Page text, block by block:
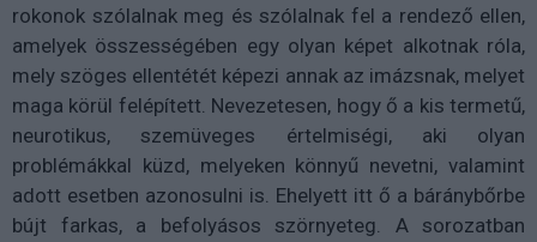
rokonok szólalnak meg és szólalnak fel a rendező ellen,
amelyek összességében egy olyan képet alkotnak róla,
mely szöges ellentétét képezi annak az imázsnak, melyet
maga körül felépített. Nevezetesen, hogy ő a kis termetű,
neurotikus, szemüveges értelmiségi, aki olyan
problémákkal küzd, melyeken könnyű nevetni, valamint
adott esetben azonosulni is. Ehelyett itt ő a báránybőrbe
bújt farkas, a befolyásos szörnyeteg. A sorozatban